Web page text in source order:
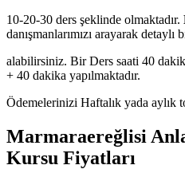
10-20-30 ders şeklinde olmaktadır.
danışmanlarımızı arayarak detaylı
alabilirsiniz. Bir Ders saati 40
+ 40 dakika yapılmaktadır.
Ödemelerinizi Haftalık yada aylık
Marmaraereğlisi
Kursu Fiyatları